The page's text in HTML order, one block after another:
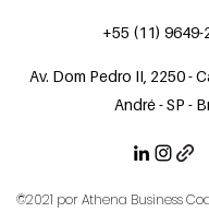
+55 (11) 9649-
Av. Dom Pedro II, 2250 -
André - SP -
©2021 por Athena Business